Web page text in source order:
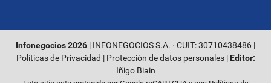
Infonegocios 2026 | INFONEGOCIOS S.A. · CUIT: 30710438486 |
Políticas de Privacidad | Protección de datos personales| Editor:
Iñigo Biain